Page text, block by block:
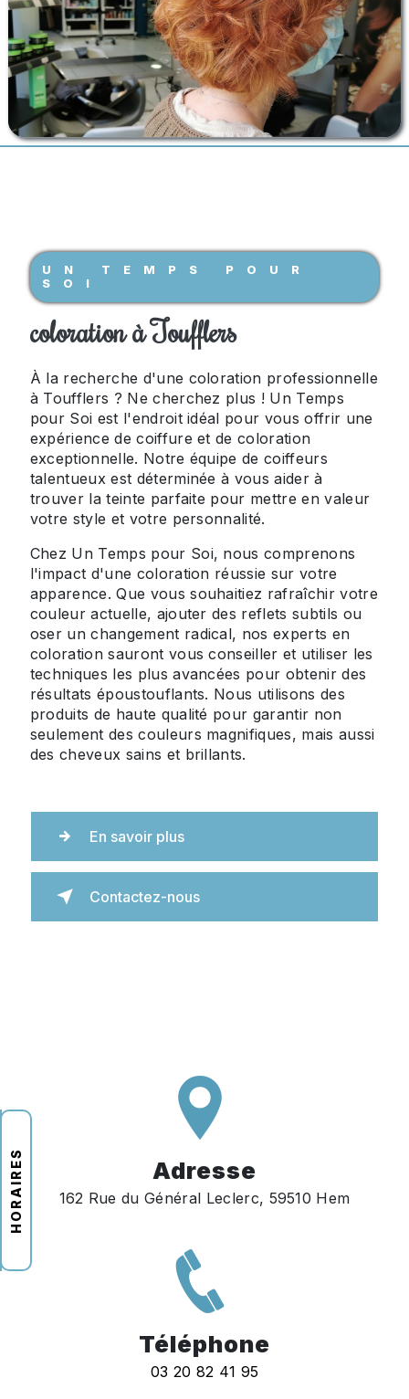
HORAIRES
UN TEMPS POUR
SOI
coloration à Toufflers
À la recherche d'une coloration professionnelle
à Toufflers ? Ne cherchez plus ! Un Temps
pour Soi est l'endroit idéal pour vous offrir une
expérience de coiffure et de coloration
exceptionnelle. Notre équipe de coiffeurs
talentueux est déterminée à vous aider à
trouver la teinte parfaite pour mettre en valeur
votre style et votre personnalité.
Chez Un Temps pour Soi, nous comprenons
l'impact d'une coloration réussie sur votre
apparence. Que vous souhaitiez rafraîchir votre
couleur actuelle, ajouter des reflets subtils ou
oser un changement radical, nos experts en
coloration sauront vous conseiller et utiliser les
techniques les plus avancées pour obtenir des
résultats époustouflants. Nous utilisons des
produits de haute qualité pour garantir non
seulement des couleurs magnifiques, mais aussi
des cheveux sains et brillants.
En savoir plus
Contactez-nous
Adresse
162 Rue du Général Leclerc, 59510 Hem
Téléphone
03 20 82 41 95